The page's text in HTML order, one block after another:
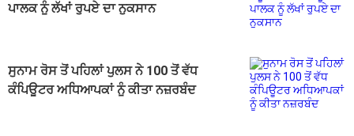
ਪਾਲਕ ਨੂੰ ਲੱਖਾਂ ਰੁਪਏ ਦਾ ਨੁਕਸਾਨ
ਸੁਨਾਮ ਰੋਸ ਤੋਂ ਪਹਿਲਾਂ ਪੁਲਸ ਨੇ 100 ਤੋਂ ਵੱਧ
ਕੰਪਿਊਟਰ ਅਧਿਆਪਕਾਂ ਨੂੰ ਕੀਤਾ ਨਜ਼ਰਬੰਦ